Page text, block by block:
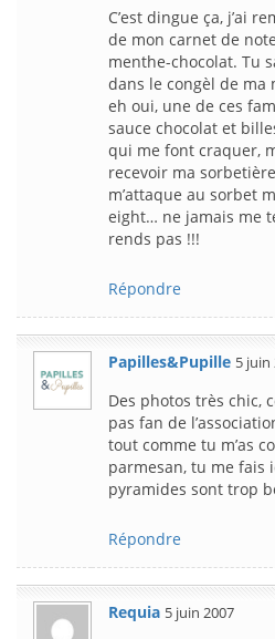
C’est dingue ça, j’ai
de mon carnet de
menthe-chocolat. Tu
dans le congèl de ma
eh oui, une de ces
sauce chocolat et
qui me font craquer,
recevoir ma
m’attaque au sorbet
eight… ne jamais me
rends pas !!!
Répondre
Papilles&Pupille 5 juin
Des photos très chic,
pas fan de
tout comme tu m’as
parmesan, tu me fais
pyramides sont trop
Répondre
Requia 5 juin 2007